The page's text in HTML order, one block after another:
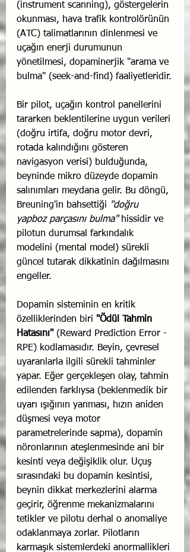
(instrument scanning), göstergelerin
okunması, hava trafik kontrolörünün
(ATC) talimatlarının dinlenmesi ve
uçağın enerji durumunun
yönetilmesi, dopaminerjik "arama ve
bulma" (seek-and-find) faaliyetleridir.
Bir pilot, uçağın kontrol panellerini
tararken beklentilerine uygun verileri
(doğru irtifa, doğru motor devri,
rotada kalındığını gösteren
navigasyon verisi) bulduğunda,
beyninde mikro düzeyde dopamin
salınımları meydana gelir. Bu döngü,
Breuning'in bahsettiği "doğru
yapboz parçasını bulma" hissidir ve
pilotun durumsal farkındalık
modelini (mental model) sürekli
güncel tutarak dikkatinin dağılmasını
engeller.
Dopamin sisteminin en kritik
özelliklerinden biri "Ödül Tahmin
Hatasını" (Reward Prediction Error -
RPE) kodlamasıdır. Beyin, çevresel
uyaranlarla ilgili sürekli tahminler
yapar. Eğer gerçekleşen olay, tahmin
edilenden farklıysa (beklenmedik bir
uyarı ışığının yanması, hızın aniden
düşmesi veya motor
parametrelerinde sapma), dopamin
nöronlarının ateşlenmesinde ani bir
kesinti veya değişiklik olur. Uçuş
sırasındaki bu dopamin kesintisi,
beynin dikkat merkezlerini alarma
geçirir, öğrenme mekanizmalarını
tetikler ve pilotu derhal o anomaliye
odaklanmaya zorlar. Pilotların
karmaşık sistemlerdeki anormallikleri